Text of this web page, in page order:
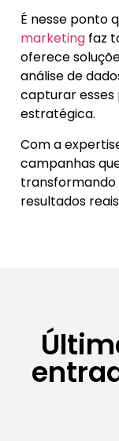
É nesse ponto
marketing faz
oferece
análise de
capturar esses
estratégica.
Com a
campanhas
resultados